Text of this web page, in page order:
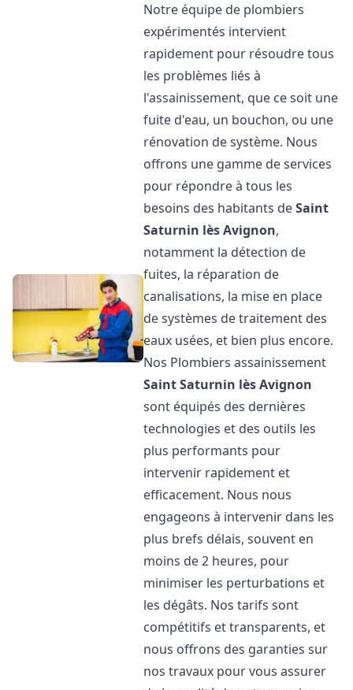
Notre équipe de plombiers
expérimentés intervient
rapidement pour résoudre tous
les problèmes liés à
l'assainissement, que ce soit une
fuite d'eau, un bouchon, ou une
rénovation de système. Nous
offrons une gamme de services
pour répondre à tous les
besoins des habitants deSaint
Saturnin lès Avignon,
notamment la détection de
fuites, la réparation de
canalisations, la mise en place
de systèmes de traitement des
eaux usées, et bien plus encore.
Nos Plombiers assainissement
Saint Saturnin lès Avignon
sont équipés des dernières
technologies et des outils les
plus performants pour
intervenir rapidement et
efficacement. Nous nous
engageons à intervenir dans les
plus brefs délais, souvent en
moins de 2 heures, pour
minimiser les perturbations et
les dégâts. Nos tarifs sont
compétitifs et transparents, et
nous offrons des garanties sur
nos travaux pour vous assurer